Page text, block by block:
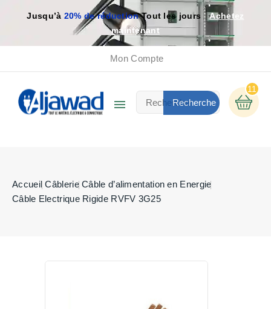
Jusqu’à 20% de réductionTout les jours
Achetez
maintenant
Mon Compte
 Recherche
11
Accueil Câblerie Câble d’alimentation en Energie
Câble Electrique Rigide RVFV 3G25